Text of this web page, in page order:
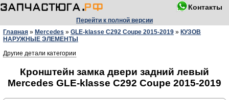
Контакты
Перейти к полной версии
Главная » Mercedes » GLE-klasse C292 Coupe 2015-2019 » КУЗОВ
НАРУЖНЫЕ ЭЛЕМЕНТЫ
Другие детали категории
Кронштейн замка двери задний левый
Mercedes GLE-klasse C292 Coupe 2015-2019